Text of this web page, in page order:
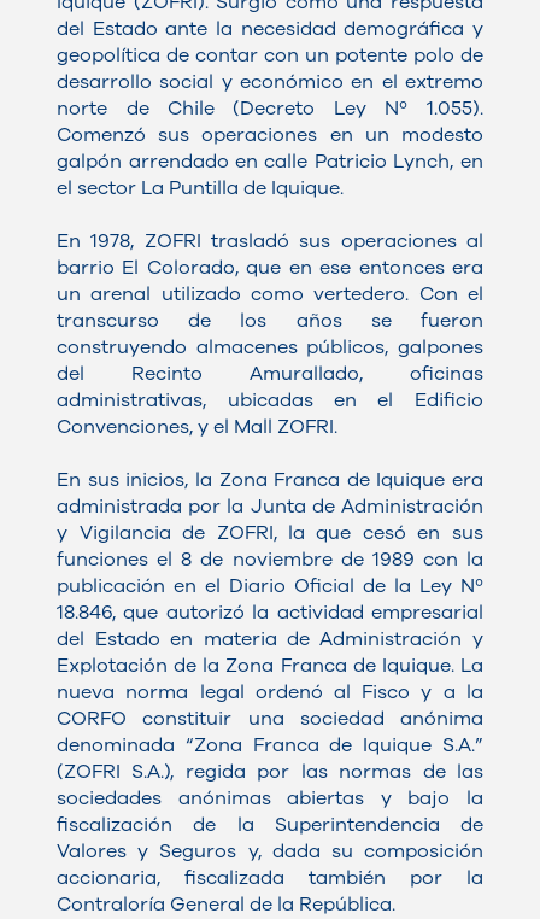
del Estado ante la necesidad demográfica y
geopolítica de contar con un potente polo de
desarrollo social y económico en el extremo
norte de Chile (Decreto Ley Nº 1.055).
Comenzó sus operaciones en un modesto
galpón arrendado en calle Patricio Lynch, en
el sector La Puntilla de Iquique.
En 1978, ZOFRI trasladó sus operaciones al
barrio El Colorado, que en ese entonces era
un arenal utilizado como vertedero. Con el
transcurso de los años se fueron
construyendo almacenes públicos, galpones
del Recinto Amurallado, oficinas
administrativas, ubicadas en el Edificio
Convenciones, y el Mall ZOFRI.
En sus inicios, la Zona Franca de Iquique era
administrada por la Junta de Administración
y Vigilancia de ZOFRI, la que cesó en sus
funciones el 8 de noviembre de 1989 con la
publicación en el Diario Oficial de la Ley Nº
18.846, que autorizó la actividad empresarial
del Estado en materia de Administración y
Explotación de la Zona Franca de Iquique. La
nueva norma legal ordenó al Fisco y a la
CORFO constituir una sociedad anónima
denominada “Zona Franca de Iquique S.A.”
(ZOFRI S.A.), regida por las normas de las
sociedades anónimas abiertas y bajo la
fiscalización de la Superintendencia de
Valores y Seguros y, dada su composición
accionaria, fiscalizada también por la
Contraloría General de la República.